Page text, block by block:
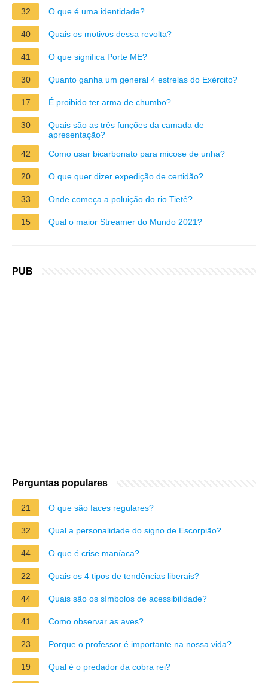
32 O que é uma identidade?
40 Quais os motivos dessa revolta?
41 O que significa Porte ME?
30 Quanto ganha um general 4 estrelas do Exército?
17 É proibido ter arma de chumbo?
30
Quais são as três funções da camada de
apresentação?
42
Como usar bicarbonato para micose de unha?
20 O que quer dizer expedição de certidão?
33 Onde começa a poluição do rio Tietê?
15 Qual o maior Streamer do Mundo 2021?
PUB
Perguntas populares
21 O que são faces regulares?
32 Qual a personalidade do signo de Escorpião?
44 O que é crise maníaca?
22 Quais os 4 tipos de tendências liberais?
44 Quais são os símbolos de acessibilidade?
41 Como observar as aves?
23 Porque o professor é importante na nossa vida?
19 Qual é o predador da cobra rei?